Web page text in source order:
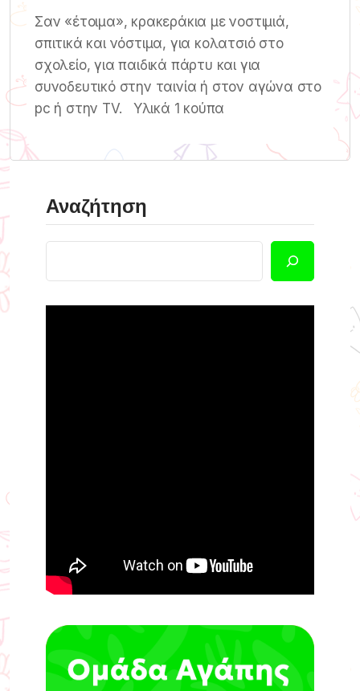
Σαν «έτοιμα», κρακεράκια με νοστιμιά,
σπιτικά και νόστιμα, για κολατσιό στο
σχολείο, για παιδικά πάρτυ και για
συνοδευτικό στην ταινία ή στον αγώνα στo
pc ή στην TV. Υλικά 1 κούπα
Αναζήτηση